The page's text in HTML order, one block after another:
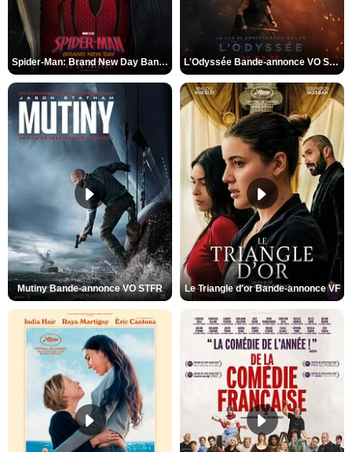
Spider-Man: Brand New Day Bande-annonce VO STFR L'Odyssée Bande-annonce VO STFR
Mutiny Bande-annonce VO STFR Le Triangle d'or Bande-annonce VF